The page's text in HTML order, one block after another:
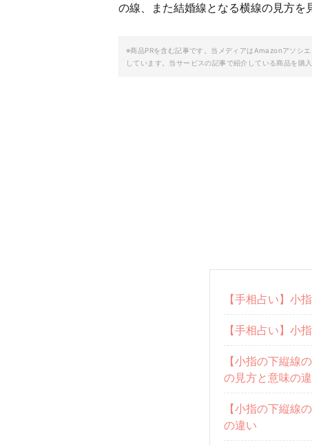
の線、また結婚線となる横線の見方を
※商品PRを含む記事です。当メディアはAmazonアソシ
しています。当サービスの記事で紹介している商品を購
【手相占い】小
【手相占い】小
【小指の下縦線
の見方と意味の
【小指の下縦線
の違い